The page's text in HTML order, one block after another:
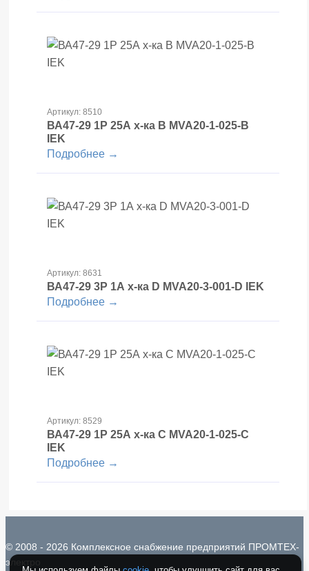
Артикул: 8510
ВА47-29 1Р 25А х-ка В MVA20-1-025-B
IEK
Подробнее →
Артикул: 8631
ВА47-29 3Р 1А х-ка D MVA20-3-001-D IEK
Подробнее →
Артикул: 8529
ВА47-29 1Р 25А х-ка С MVA20-1-025-С
IEK
Подробнее →
© 2008 - 2026 Комплексное снабжение предприятий ПРОМТЕХ-
электро